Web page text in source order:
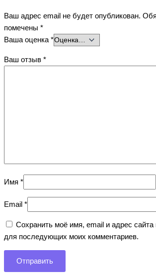
Ваш адрес email не будет опубликован.
помечены *
Ваша оценка *
Ваш отзыв *
Имя *
Email *
Сохранить моё имя, email и адрес сайта
для последующих моих комментариев.